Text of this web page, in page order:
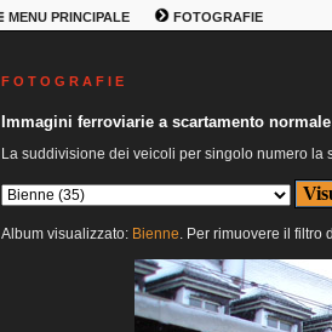
MENU PRINCIPALE FOTOGRAFIE
F O T O G R A F I E
Immagini ferroviarie a scartamento normale
La suddivisione dei veicoli per singolo numero la
Album visualizzato: Bienne. Per rimuovere il filtro